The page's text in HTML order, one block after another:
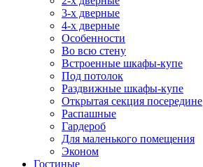
3-х дверные
4-х дверные
Особенности
Во всю стену
Встроенные шкафы-купе
Под потолок
Раздвижные шкафы-купе
Открытая секция посередине
Распашные
Гардероб
Для маленького помещения
Эконом
Гостиные